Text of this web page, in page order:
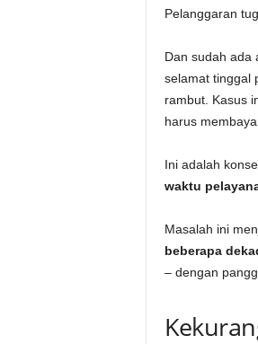
Pelanggaran
Dan sudah ada
selamat tinggal
rambut. Kasus
harus
Ini adalah
waktu
Masalah ini
beberapa
– dengan